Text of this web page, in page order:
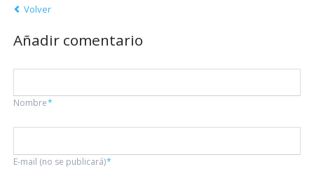
Volver
Añadir comentario
Campo
Nombre*
Campo
E-mail (no se publicará)*